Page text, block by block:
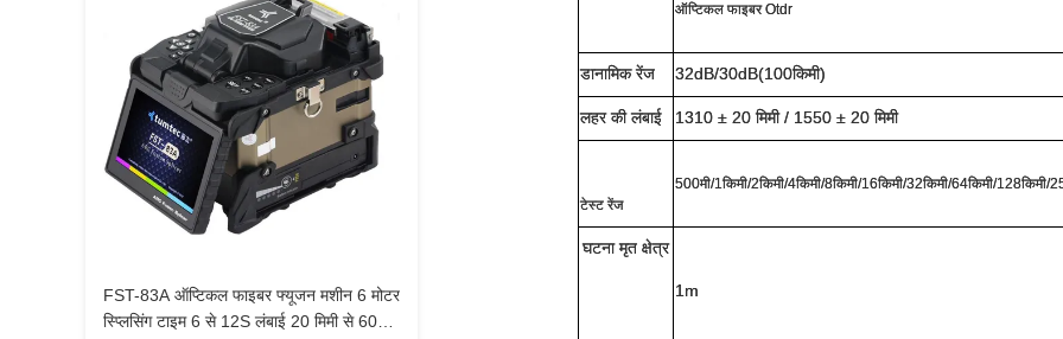
FST-83A ऑप्टिकल फाइबर फ्यूजन मशीन 6 मोटर
स्प्लिसिंग टाइम 6 से 12S लंबाई 20 मिमी से 60
ऑप्टिकल फाइबर Otdr
डानामिक रेंज 32dB/30dB(100किमी)
लहर की लंबाई 1310 ± 20 मिमी / 1550 ± 20 मिमी
टेस्ट रेंज
500मी/1किमी/2किमी/4किमी/8किमी/16किमी/32किमी/64किमी/128किमी/
घटना मृत क्षेत्र
1m